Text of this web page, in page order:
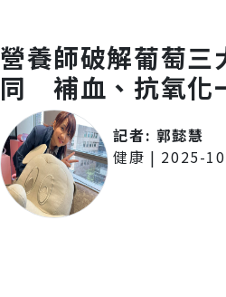
營養師破解葡萄三
同 補血、抗氧化
記者: 郭懿慧
健康 | 2025-